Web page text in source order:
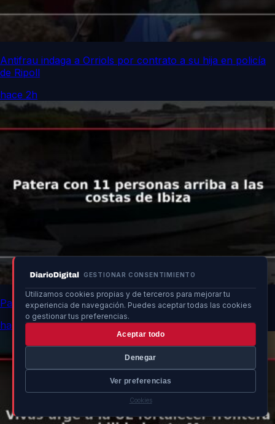
GESTIONAR CONSENTIMIENTO
Utilizamos cookies propias y de terceros para mejorar tu
experiencia de navegación. Puedes aceptar todas las cookies
o gestionar tus preferencias.
Aceptar todo
Denegar
Ver preferencias
Cookies
Antifrau indaga a Orriols por contrato a su hija en policía
de Ripoll
hace 2h
Patera con 11 personas arriba a las costas de Ibiza
hace 2h